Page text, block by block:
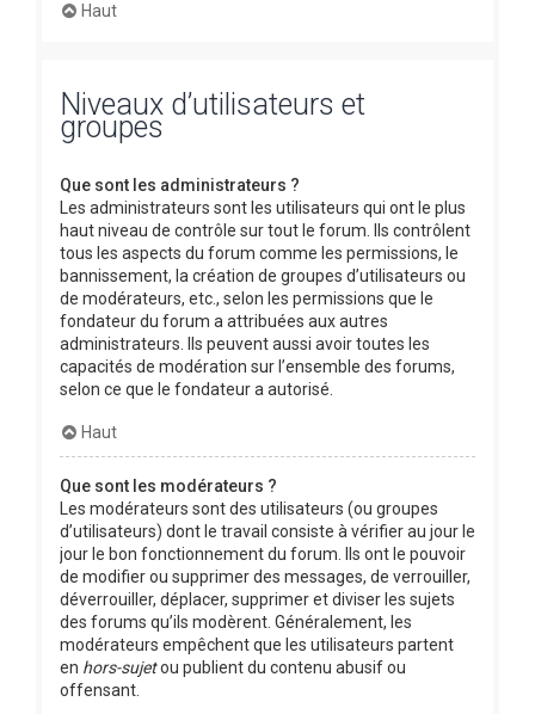
Haut
Niveaux d’utilisateurs et
groupes
Que sont les administrateurs ?
Les administrateurs sont les utilisateurs qui ont le plus
haut niveau de contrôle sur tout le forum. Ils contrôlent
tous les aspects du forum comme les permissions, le
bannissement, la création de groupes d’utilisateurs ou
de modérateurs, etc., selon les permissions que le
fondateur du forum a attribuées aux autres
administrateurs. Ils peuvent aussi avoir toutes les
capacités de modération sur l’ensemble des forums,
selon ce que le fondateur a autorisé.
Haut
Que sont les modérateurs ?
Les modérateurs sont des utilisateurs (ou groupes
d’utilisateurs) dont le travail consiste à vérifier au jour le
jour le bon fonctionnement du forum. Ils ont le pouvoir
de modifier ou supprimer des messages, de verrouiller,
déverrouiller, déplacer, supprimer et diviser les sujets
des forums qu’ils modèrent. Généralement, les
modérateurs empêchent que les utilisateurs partent
en hors-sujetou publient du contenu abusif ou
offensant.